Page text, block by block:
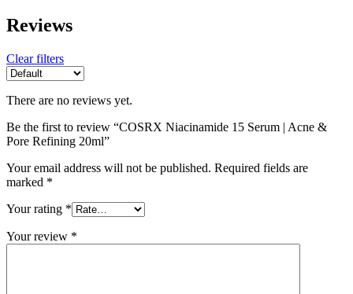
Reviews
Clear filters
There are no reviews yet.
Be the first to review “COSRX Niacinamide 15 Serum | Acne &
Pore Refining 20ml”
Your email address will not be published. Required fields are
marked *
Your rating *
Your review *